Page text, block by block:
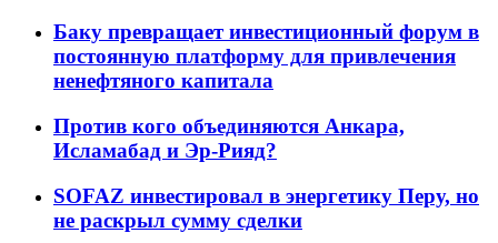
Баку превращает инвестиционный форум в
постоянную платформу для привлечения
ненефтяного капитала
Против кого объединяются Анкара,
Исламабад и Эр-Рияд?
SOFAZ инвестировал в энергетику Перу, но
не раскрыл сумму сделки